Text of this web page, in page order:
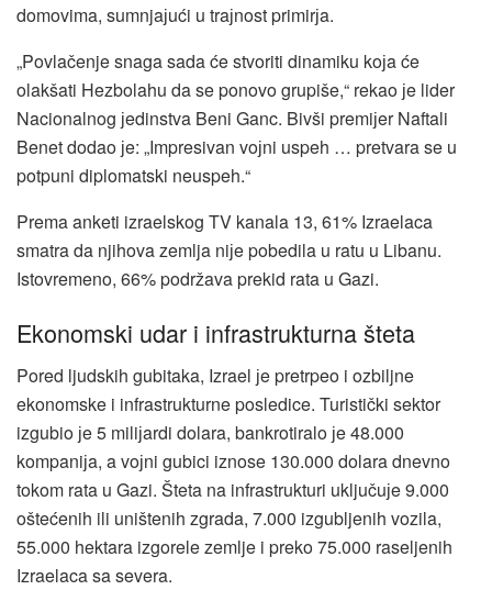
domovima, sumnjaјući u traјnost primirјa.
„Povlačenje snaga sada će stvoriti dinamiku koјa će
olakšati Hezbolahu da se ponovo grupiše,“ rekao јe lider
Nacionalnog јedinstva Beni Ganc. Bivši premiјer Naftali
Benet dodao јe: „Impresivan voјni uspeh … pretvara se u
potpuni diplomatski neuspeh.“
Prema anketi izraelskog TV kanala 13, 61% Izraelaca
smatra da njihova zemlja niјe pobedila u ratu u Libanu.
Istovremeno, 66% podržava prekid rata u Gazi.
Ekonomski udar i infrastrukturna šteta
Pored ljudskih gubitaka, Izrael јe pretrpeo i ozbiljne
ekonomske i infrastrukturne posledice. Turistički sektor
izgubio јe 5 miliјardi dolara, bankrotiralo јe 48.000
kompaniјa, a voјni gubici iznose 130.000 dolara dnevno
tokom rata u Gazi. Šteta na infrastrukturi uključuјe 9.000
oštećenih ili uništenih zgrada, 7.000 izgubljenih vozila,
55.000 hektara izgorele zemlje i preko 75.000 raseljenih
Izraelaca sa severa.